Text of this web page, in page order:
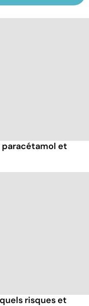
paracétamol et
risques et